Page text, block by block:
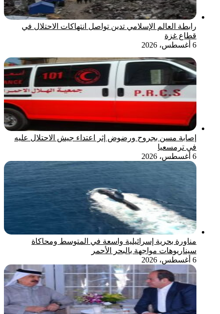
رابطة العالم الإسلامي تدين تواصل انتهاكات الاحتلال في
قطاع غزة
6 أغسطس، 2026
إصابة مسن بجروح ورضوض إثر اعتداء جيش الاحتلال عليه
في ترمسعيا
6 أغسطس، 2026
مناورة بحرية إسرائيلية واسعة في المتوسط ومحاكاة
سيناريوهات مواجهة بالبحر الأحمر
6 أغسطس، 2026